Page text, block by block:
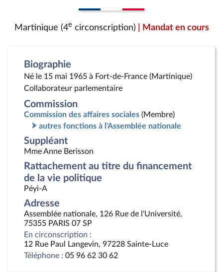
Martinique (4ecirconscription) | Mandat en cours
Biographie
Né le 15 mai 1965 à Fort-de-France (Martinique)
Collaborateur parlementaire
Commission
Commission des affaires sociales (Membre)
autres fonctions à l'Assemblée nationale
Suppléant
Mme Anne Berisson
Rattachement au titre du financement
de la vie politique
Péyi-A
Adresse
Assemblée nationale, 126 Rue de l'Université,
75355 PARIS 07 SP
En circonscription :
12 Rue Paul Langevin, 97228 Sainte-Luce
Téléphone : 05 96 62 30 62